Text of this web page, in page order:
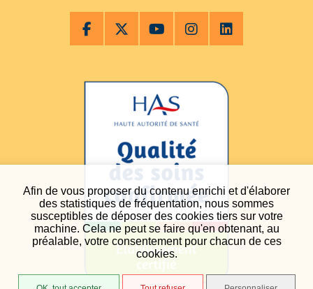
Afin de vous proposer du contenu enrichi et d'élaborer
des statistiques de fréquentation, nous sommes
susceptibles de déposer des cookies tiers sur votre
machine. Cela ne peut se faire qu'en obtenant, au
préalable, votre consentement pour chacun de ces
cookies.